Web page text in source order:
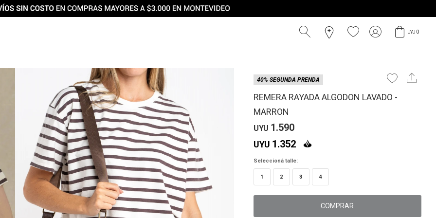
UYU 0
40% SEGUNDA PRENDA
REMERA RAYADA ALGODON LAVADO -
MARRON
UYU 1.590
UYU 1.352
Seleccioná talle:
1 2 3 4
COMPRAR